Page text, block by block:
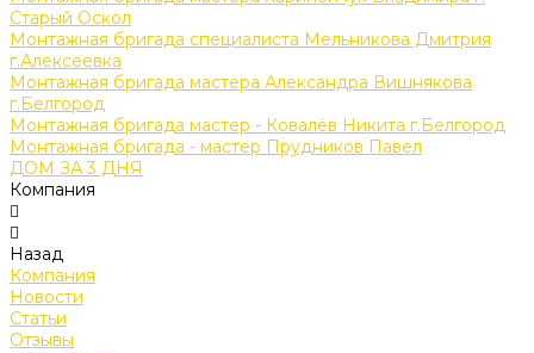
Старый Оскол
Монтажная бригада специалиста Мельникова Дмитрия
г.Алексеевка
Монтажная бригада мастера Александра Вишнякова
г.Белгород
Монтажная бригада мастер - Ковалёв Никита г.Белгород
Монтажная бригада - мастер Прудников Павел
ДОМ ЗА 3 ДНЯ
Компания
Назад
Компания
Новости
Статьи
Отзывы